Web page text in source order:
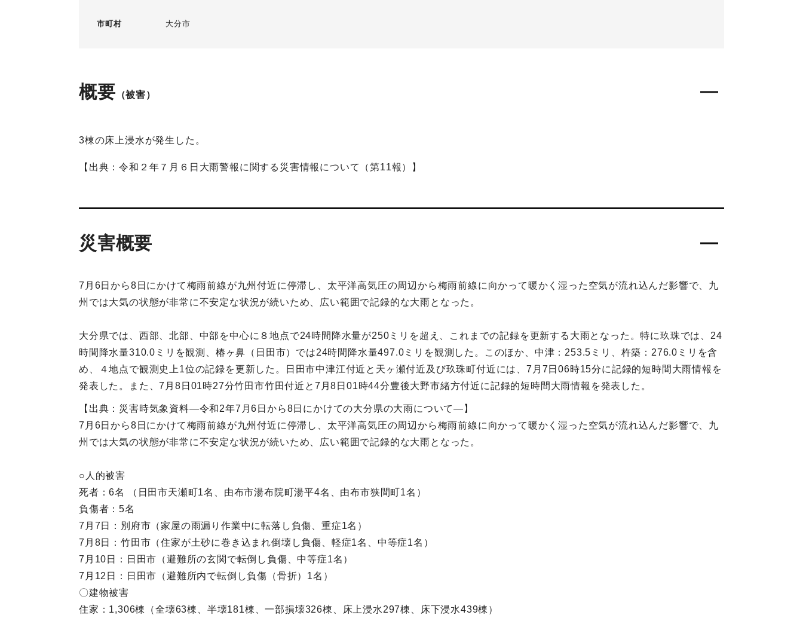
市町村 大分市
概要 （被害）
3棟の床上浸水が発生した。
【出典：令和２年７月６日大雨警報に関する災害情報について（第11報）】
災害概要
7月6日から8日にかけて梅雨前線が九州付近に停滞し、太平洋高気圧の周辺から梅雨前線に向かって暖かく湿った空気が流れ込んだ影響で、九
州では大気の状態が非常に不安定な状況が続いため、広い範囲で記録的な大雨となった。
大分県では、西部、北部、中部を中心に８地点で24時間降水量が250ミリを超え、これまでの記録を更新する大雨となった。特に玖珠では、24
時間降水量310.0ミリを観測、椿ヶ鼻（日田市）では24時間降水量497.0ミリを観測した。このほか、中津：253.5ミリ、杵築：276.0ミリを含
め、４地点で観測史上1位の記録を更新した。日田市中津江付近と天ヶ瀬付近及び玖珠町付近には、7月7日06時15分に記録的短時間大雨情報を
発表した。また、7月8日01時27分竹田市竹田付近と7月8日01時44分豊後大野市緒方付近に記録的短時間大雨情報を発表した。
【出典：災害時気象資料―令和2年7月6日から8日にかけての大分県の大雨について―】
7月6日から8日にかけて梅雨前線が九州付近に停滞し、太平洋高気圧の周辺から梅雨前線に向かって暖かく湿った空気が流れ込んだ影響で、九
州では大気の状態が非常に不安定な状況が続いため、広い範囲で記録的な大雨となった。
○人的被害
死者：6名 （日田市天瀬町1名、由布市湯布院町湯平4名、由布市狭間町1名）
負傷者：5名
7月7日：別府市（家屋の雨漏り作業中に転落し負傷、重症1名）
7月8日：竹田市（住家が土砂に巻き込まれ倒壊し負傷、軽症1名、中等症1名）
7月10日：日田市（避難所の玄関で転倒し負傷、中等症1名）
7月12日：日田市（避難所内で転倒し負傷（骨折）1名）
〇建物被害
住家：1,306棟（全壊63棟、半壊181棟、一部損壊326棟、床上浸水297棟、床下浸水439棟）